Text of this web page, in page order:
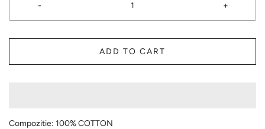
- +
ADD TO CART
Compozitie: 100% COTTON